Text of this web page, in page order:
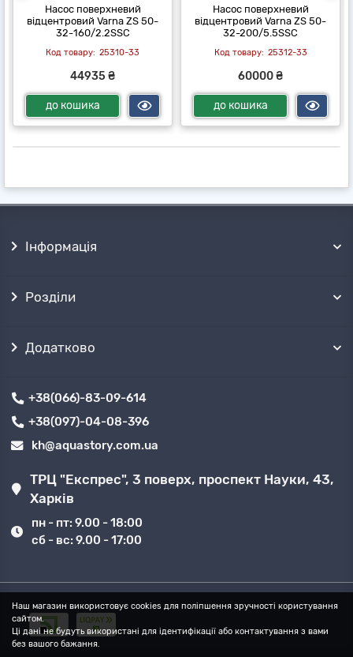
Насос поверхневий
відцентровий Varna ZS 50-
32-160/2.2SSC
25310-33
44935 ₴
до кошика
Насос поверхневий
відцентровий Varna ZS 50-
32-200/5.5SSC
25312-33
60000 ₴
до кошика
Наш магазин використовує cookies для поліпшення зручності користування
сайтом.
Ці дані не будуть використані для ідентифікації або контактування з вами
без вашого бажання.
Інформація
Розділи
Додатково
+38(066)-83-09-614
+38(097)-04-08-396
kh@aquastory.com.ua
ТРЦ "Експрес", 3 поверх, проспект Науки, 43,
Харків
пн - пт: 9.00 - 18:00
сб - вс: 9.00 - 17:00